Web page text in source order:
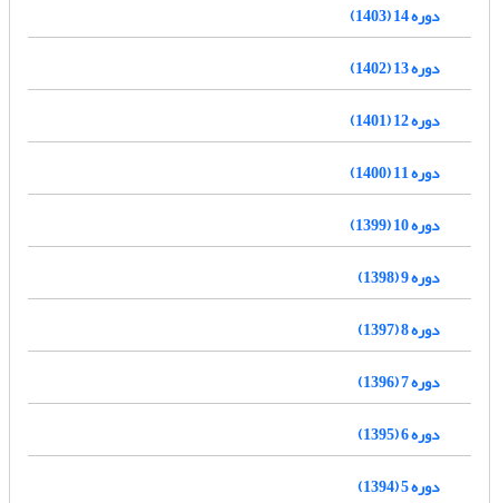
دوره 14 (1403)
دوره 13 (1402)
دوره 12 (1401)
دوره 11 (1400)
دوره 10 (1399)
دوره 9 (1398)
دوره 8 (1397)
دوره 7 (1396)
دوره 6 (1395)
دوره 5 (1394)